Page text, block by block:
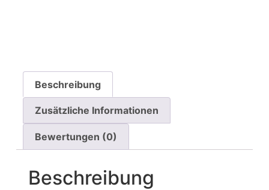
Beschreibung
Zusätzliche Informationen
Bewertungen (0)
Beschreibung